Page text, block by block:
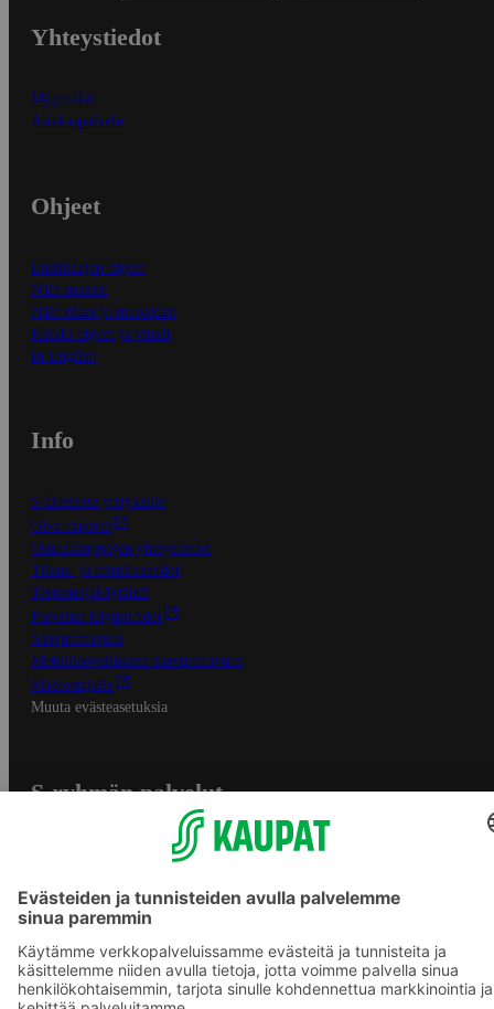
Yhteystiedot
Myymälät
Asiakaspalvelu
Ohjeet
Ensitilaajan ohjeet
Näin maksat
Näin tilaat ja muokkaat
Kaikki ohjeet ja vinkit
In English
Info
S-Business yrityksille
Oiva-raportit
Osuuskauppojen yhteystiedot
Tilaus- ja toimitusehdot
Tietosuojakäytäntö
Palvelun käyttöehdot
Saavutettavuus
Mobiilisovelluksen saavutettavuus
Mainostajalle
Muuta evästeasetuksia
S-ryhmän palvelut
Yhteishyvä Ruoka -sovellus
S-ostoslista -sovellus
Prisma.fi
Sokos.fi
S-Pankki